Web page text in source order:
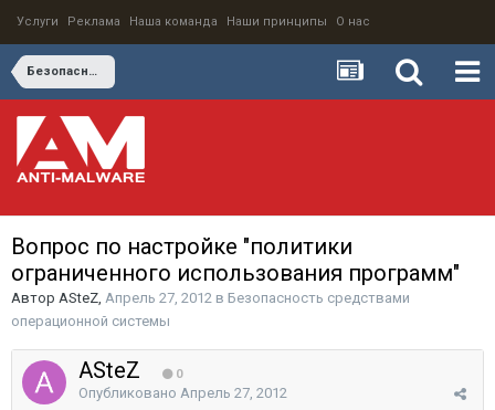
Услуги Реклама Наша команда Наши принципы О нас
Безопасность средствами операционной системы
Вопрос по настройке "политики
ограниченного использования программ"
Автор ASteZ, Апрель 27, 2012 в Безопасность средствами
операционной системы
ASteZ 0
Опубликовано Апрель 27, 2012